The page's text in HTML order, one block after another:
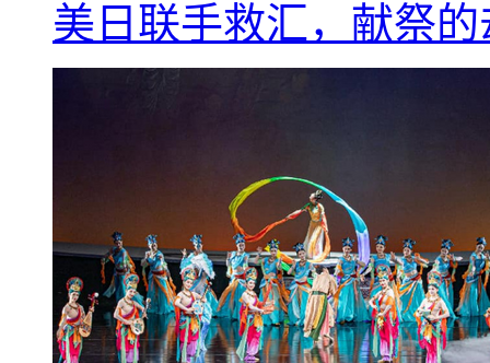
美日联手救汇，献祭